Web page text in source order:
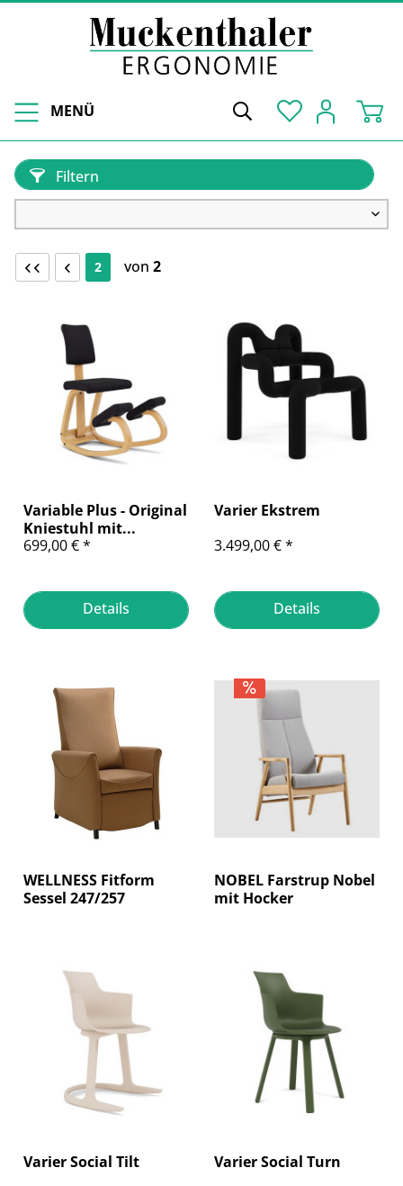
MENÜ
Filtern
2 von 2
Variable Plus - Original
Kniestuhl mit...
699,00 € *
Details
Varier Ekstrem
3.499,00 € *
Details
WELLNESS Fitform
Sessel 247/257
NOBEL Farstrup Nobel
mit Hocker
Varier Social Tilt
Varier Social Turn